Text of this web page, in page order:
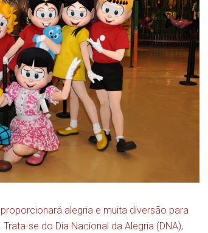
alegria e muita diversão para
se do Dia Nacional da Alegria (DNA),